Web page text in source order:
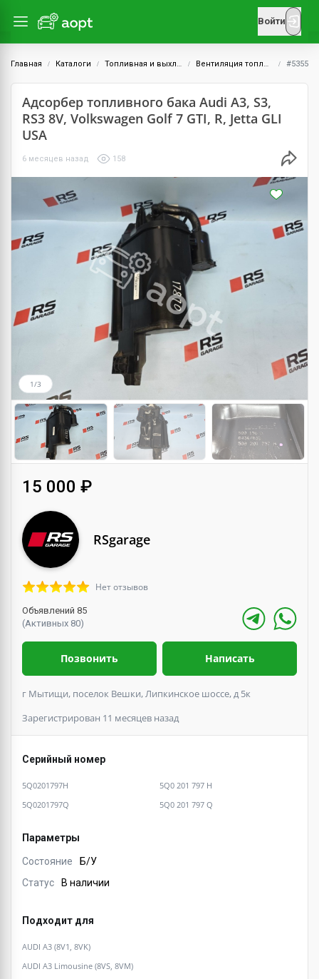
Войти
Главная Каталоги Топливная и выхлопная системы Вентиляция топливного бака, адсорбер #5355
Адсорбер топливного бака Audi A3, S3,
RS3 8V, Volkswagen Golf 7 GTI, R, Jetta GLI
USA
6 месяцев назад 158
1/3
15 000 ₽
RSgarage
Нет отзывов
Объявлений 85
(Активных 80)
Позвонить Написать
г Мытищи, поселок Вешки, Липкинское шоссе, д 5к
Зарегистрирован 11 месяцев назад
Серийный номер
5Q0201797H
5Q0 201 797 H
5Q0201797Q
5Q0 201 797 Q
Параметры
Состояние
Б/У
Статус
В наличии
Подходит для
AUDI A3 (8V1, 8VK)
AUDI A3 Limousine (8VS, 8VM)